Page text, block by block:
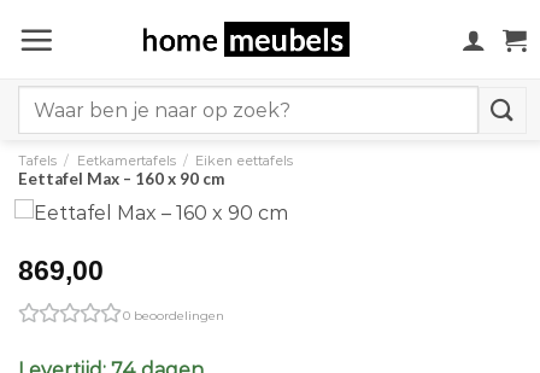
naar
for:
Tafels / Eetkamertafels / Eiken eettafels
Eettafel Max – 160 x 90 cm
869,00
0 beoordelingen